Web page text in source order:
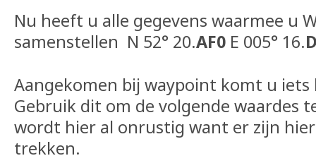
Nu heeft u alle gegevens waarmee u
samenstellen N 52° 20.AF0 E 005° 16.
Aangekomen bij waypoint komt u
Gebruik dit om de volgende waardes
wordt hier al onrustig want er zijn
trekken.